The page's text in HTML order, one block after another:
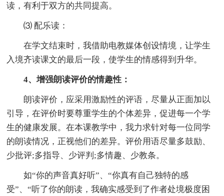
读，有利于双方的共同提高。
⑶ 配乐读：
在学文结束时，我借助电教媒体创设情境，让学生
入境齐读课文的最后一段，使学生的情感得到升华。
4、增强朗读评价的情趣性：
朗读评价，应采用激励性的评语，尽量从正面加以
引导，在评价时要尊重学生的个体差异，促进每一个学
生的健康发展。在本课教学中，我力求针对每一位同学
的朗读情况，正视他们的差异。评价用语尽量多鼓励、
少批评;多指导、少评判;多情趣、少教条。
如“你的声音真好听”、“你真有自己独特的感
受”、“听了你的朗读，我确实感受到了作者处境极度困